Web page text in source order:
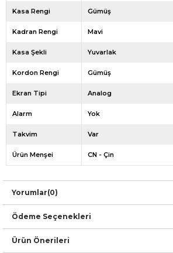
Kasa Rengi Gümüş
Kadran Rengi Mavi
Kasa Şekli Yuvarlak
Kordon Rengi Gümüş
Ekran Tipi Analog
Alarm Yok
Takvim Var
Ürün Menşei CN - Çin
Yorumlar(0)
Ödeme Seçenekleri
Ürün Önerileri